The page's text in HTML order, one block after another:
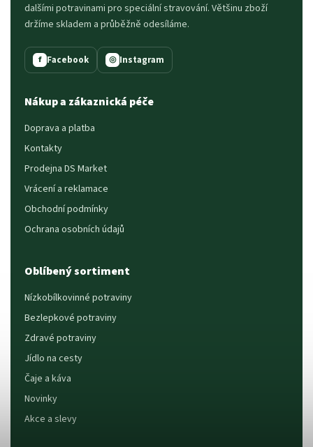
dalšími potravinami pro speciální stravování. Většinu zboží
držíme skladem a průběžně odesíláme.
f Facebook ◎ Instagram
Nákup a zákaznická péče
Doprava a platba
Kontakty
Prodejna DS Market
Vrácení a reklamace
Obchodní podmínky
Ochrana osobních údajů
Oblíbený sortiment
Nízkobílkovinné potraviny
Bezlepkové potraviny
Zdravé potraviny
Jídlo na cesty
Čaje a káva
Novinky
Akce a slevy